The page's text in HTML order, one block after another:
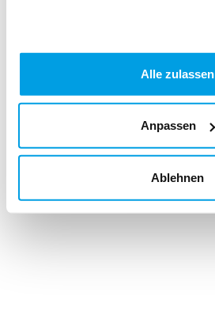
Alle zulassen
Anpassen
Ablehnen